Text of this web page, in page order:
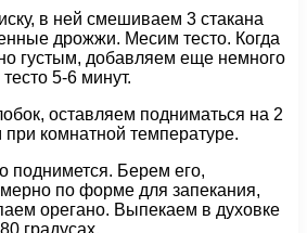
в ней смешиваем 3 стакана
дрожжи. Месим тесто. Когда
густым, добавляем еще немного
5-6 минут.
оставляем подниматься на 2
комнатной температуре.
поднимется. Берем его,
по форме для запекания,
орегано. Выпекаем в духовке
градусах.